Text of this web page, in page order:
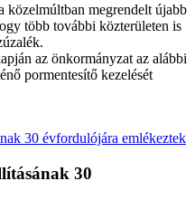
közelmúltban megrendelt újabb
több további közterületen is
az önkormányzat az alábbi
pormentesítő kezelését
30